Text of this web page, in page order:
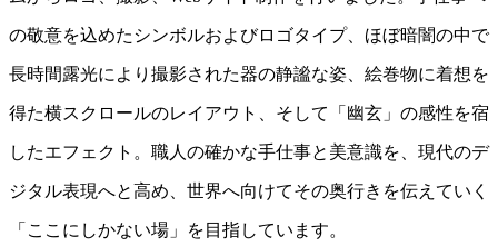
の敬意を込めたシンボルおよびロゴタイプ、ほぼ暗闇の中で
長時間露光により撮影された器の静謐な姿、絵巻物に着想を
得た横スクロールのレイアウト、そして「幽玄」の感性を宿
したエフェクト。職人の確かな手仕事と美意識を、現代のデ
ジタル表現へと高め、世界へ向けてその奥行きを伝えていく
「ここにしかない場」を目指しています。